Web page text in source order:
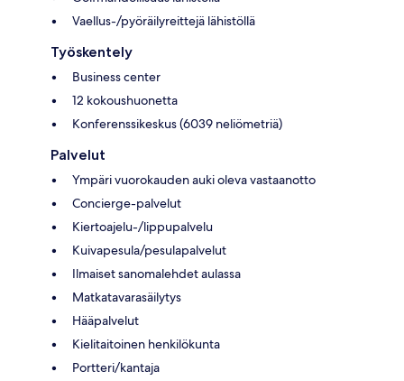
Vaellus-/pyöräilyreittejä lähistöllä
Työskentely
Business center
12 kokoushuonetta
Konferenssikeskus (6039 neliömetriä)
Palvelut
Ympäri vuorokauden auki oleva vastaanotto
Concierge-palvelut
Kiertoajelu-/lippupalvelu
Kuivapesula/pesulapalvelut
Ilmaiset sanomalehdet aulassa
Matkatavarasäilytys
Hääpalvelut
Kielitaitoinen henkilökunta
Portteri/kantaja